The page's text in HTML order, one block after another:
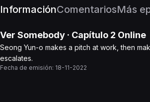
InformaciónComentariosMás
Ver Somebody · Capítulo 2 Online
Seong Yun-o makes a pitch at work, then
escalates.
Fecha de emisión: 18-11-2022